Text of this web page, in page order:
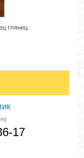
глянец
17